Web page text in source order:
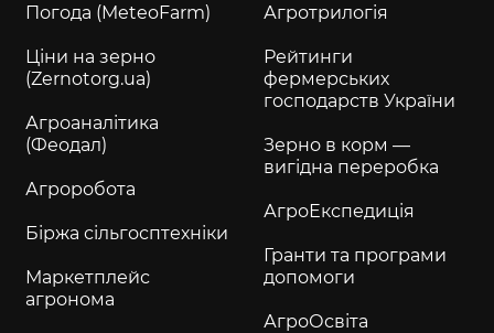
Погода (MeteoFarm)
Ціни на зерно
(Zernotorg.ua)
Агроаналітика
(Феодал)
Агроробота
Біржа сільгосптехніки
Маркетплейс
агронома
Агротрилогія
Рейтинги
фермерських
господарств України
Зерно в корм —
вигідна переробка
АгроЕкспедиція
Гранти та програми
допомоги
АгроОсвіта